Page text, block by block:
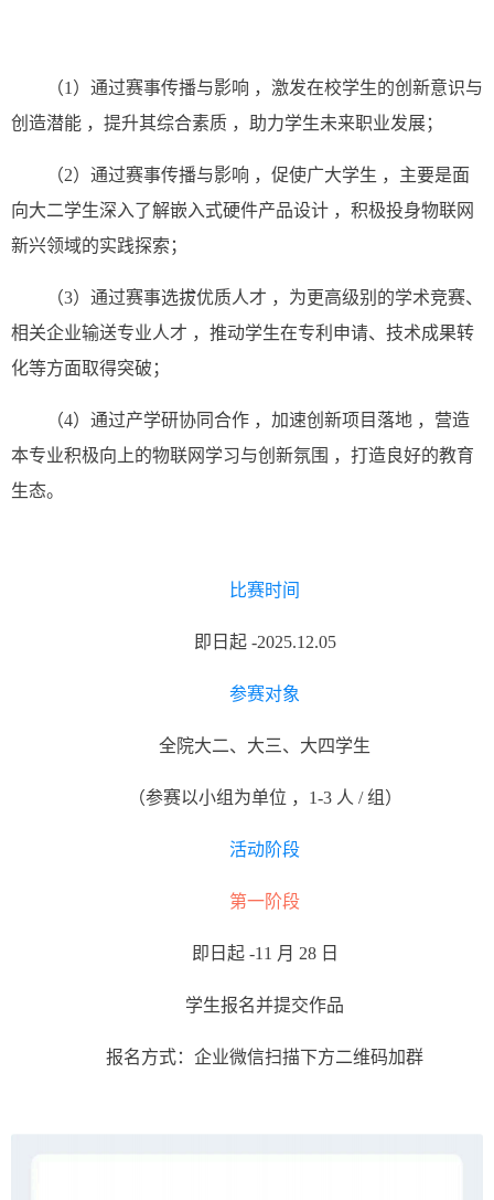
（1 ）通过赛事传播与影响 ，激发在校学生的创新意识与
创造潜能 ，提升其综合素质 ，助力学生未来职业发展；
（2）通过赛事传播与影响 ，促使广大学生 ， 主要是面
向大二学生深入了解嵌入式硬件产品设计 ，积极投身物联网
新兴领域的实践探索；
（3）通过赛事选拔优质人才 ，为更高级别的学术竞赛、
相关企业输送专业人才 ，推动学生在专利申请、技术成果转
化等方面取得突破；
（4）通过产学研协同合作 ，加速创新项目落地 ，营造
本专业积极向上的物联网学习与创新氛围 ，打造良好的教育
生态。
比赛时间
即日起 -2025.12.05
参赛对象
全院大二、大三、大四学生
（参赛以小组为单位 ， 1-3 人 / 组）
活动阶段
第一阶段
即日起 -11 月 28 日
学生报名并提交作品
报名方式：企业微信扫描下方二维码加群